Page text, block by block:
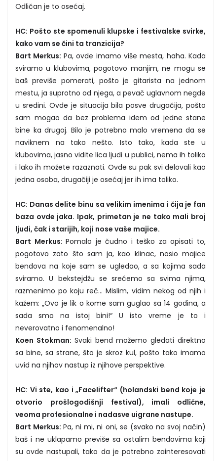
Odličan je to osećaj.
HC: Pošto ste spomenuli klupske i festivalske svirke,
kako vam se čini ta tranzicija?
Bart Merkus: Pa, ovde imamo više mesta, haha. Kada
sviramo u klubovima, pogotovo manjim, ne mogu se
baš previše pomerati, pošto je gitarista na jednom
mestu, ja suprotno od njega, a pevač uglavnom negde
u sredini. Ovde je situacija bila posve drugačija, pošto
sam mogao da bez problema idem od jedne stane
bine ka drugoj. Bilo je potrebno malo vremena da se
naviknem na tako nešto. Isto tako, kada ste u
klubovima, jasno vidite lica ljudi u publici, nema ih toliko
i lako ih možete razaznati. Ovde su pak svi delovali kao
jedna osoba, drugačiji je osećaj jer ih ima toliko.
HC: Danas delite binu sa velikim imenima i čija je fan
baza ovde jaka. Ipak, primetan je ne tako mali broj
ljudi, čak i starijih, koji nose vaše majice.
Bart Merkus:Pomalo je čudno i teško za opisati to,
pogotovo zato što sam ja, kao klinac, nosio majice
bendova na koje sam se ugledao, a sa kojima sada
sviramo. U bekstejdžu se srećemo sa svima njima,
razmenimo po koju reč... Mislim, vidim nekog od njih i
kažem: „Ovo je lik o kome sam guglao sa 14 godina, a
sada smo na istoj bini!“ U isto vreme je to i
neverovatno i fenomenalno!
Koen Stokman: Svaki bend možemo gledati direktno
sa bine, sa strane, što je skroz kul, pošto tako imamo
uvid na njihov nastup iz njihove perspektive.
HC: Vi ste, kao i „Facelifter“ (holandski bend koje je
otvorio prošlogodišnji festival), imali odlične,
veoma profesionalne i nadasve uigrane nastupe.
Bart Merkus:Pa, ni mi, ni oni, se (svako na svoj način)
baš i ne uklapamo previše sa ostalim bendovima koji
su ovde nastupali, tako da je potrebno zainteresovati